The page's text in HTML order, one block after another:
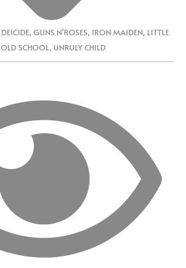
DEICIDE, GUNS N'ROSES, IRON MAIDEN, LITTLE
OLD SCHOOL, UNRULY CHILD